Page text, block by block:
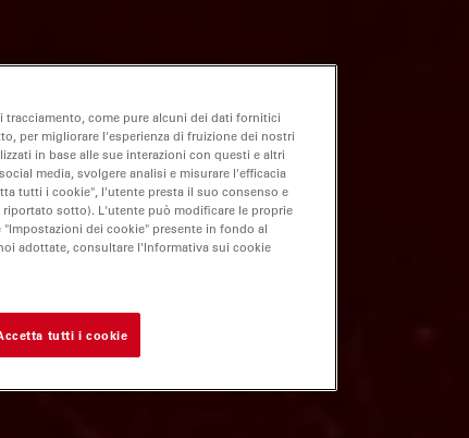
come pure alcuni dei dati fornitici
per migliorare l'esperienza di fruizione dei nostri
in base alle sue interazioni con questi e altri
media, svolgere analisi e misurare l'efficacia
tutti i cookie", l'utente presta il suo consenso e
sotto). L'utente può modificare le proprie
dei cookie" presente in fondo al
adottate, consultare l'Informativa sui cookie
tutti i cookie